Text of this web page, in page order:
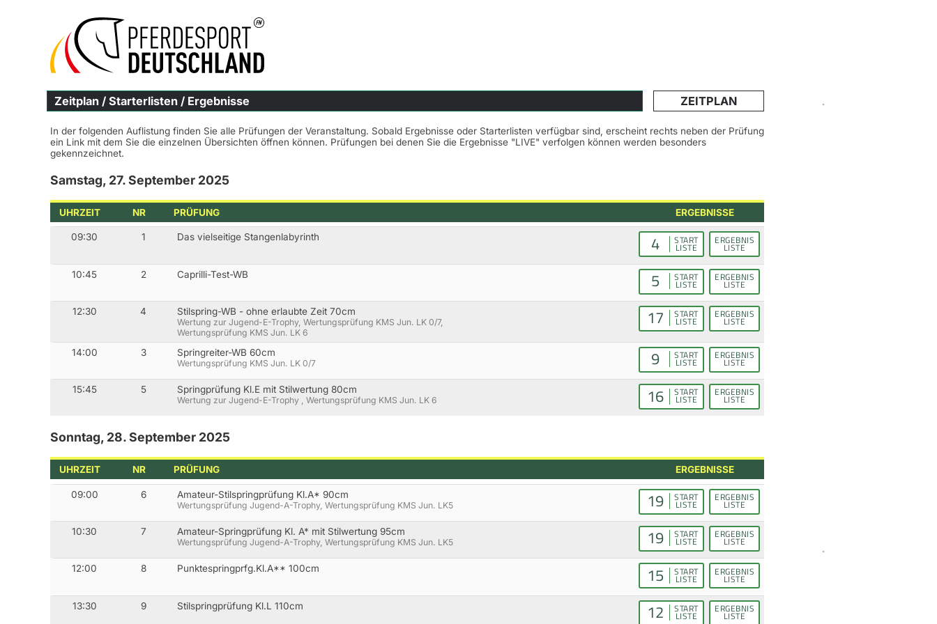
Zeitplan / Starterlisten / Ergebnisse ZEITPLAN
In der folgenden Auflistung finden Sie alle Prüfungen der Veranstaltung. Sobald Ergebnisse oder Starterlisten verfügbar sind, erscheint rechts neben der Prüfung
ein Link mit dem Sie die einzelnen Übersichten öffnen können. Prüfungen bei denen Sie die Ergebnisse "LIVE" verfolgen können werden besonders
gekennzeichnet.
Samstag, 27. September 2025
UHRZEIT NR PRÜFUNG ERGEBNISSE
09:30 1 Das vielseitige Stangenlabyrinth 4 START
LISTE
ERGEBNIS
LISTE
10:45 2 Caprilli-Test-WB 5 START
LISTE
ERGEBNIS
LISTE
12:30 4 Stilspring-WB - ohne erlaubte Zeit 70cm
Wertung zur Jugend-E-Trophy, Wertungsprüfung KMS Jun. LK 0/7,
Wertungsprüfung KMS Jun. LK 6
17 START
LISTE
ERGEBNIS
LISTE
14:00 3 Springreiter-WB 60cm
Wertungsprüfung KMS Jun. LK 0/7 9 START
LISTE
ERGEBNIS
LISTE
15:45 5 Springprüfung Kl.E mit Stilwertung 80cm
Wertung zur Jugend-E-Trophy , Wertungsprüfung KMS Jun. LK 6 16 START
LISTE
ERGEBNIS
LISTE
Sonntag, 28. September 2025
UHRZEIT NR PRÜFUNG ERGEBNISSE
09:00 6 Amateur-Stilspringprüfung Kl.A* 90cm
Wertungsprüfung Jugend-A-Trophy, Wertungsprüfung KMS Jun. LK5 19 START
LISTE
ERGEBNIS
LISTE
10:30 7 Amateur-Springprüfung Kl. A* mit Stilwertung 95cm
Wertungsprüfung Jugend-A-Trophy, Wertungsprüfung KMS Jun. LK5 19 START
LISTE
ERGEBNIS
LISTE
12:00 8 Punktespringprfg.Kl.A** 100cm 15 START
LISTE
ERGEBNIS
LISTE
13:30 9 Stilspringprüfung Kl.L 110cm 12 START
LISTE
ERGEBNIS
LISTE